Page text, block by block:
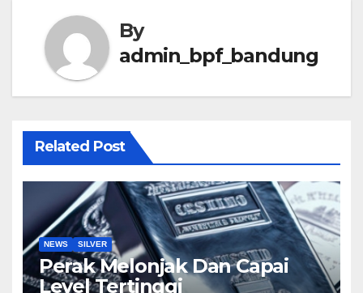
By
admin_bpf_bandung
Related Post
NEWS SILVER
Perak Melonjak Dan Capai
Level Tertinggi